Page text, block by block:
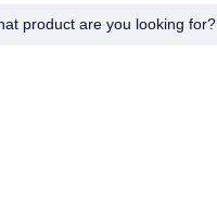
product are you looking for?